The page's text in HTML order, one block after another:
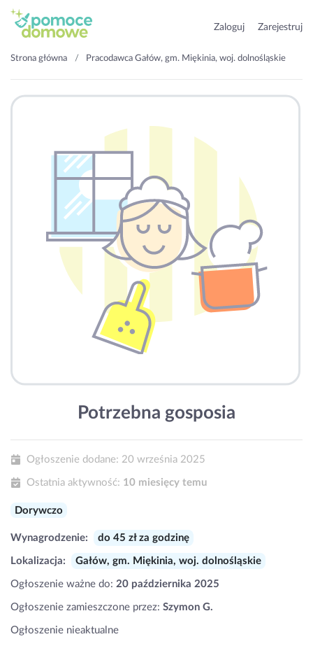
Zaloguj Zarejestruj
Strona główna Pracodawca Gałów, gm. Miękinia, woj. dolnośląskie
Potrzebna gosposia
Ogłoszenie dodane: 20 września 2025
Ostatnia aktywność: 10 miesięcy temu
Dorywczo
Wynagrodzenie: do 45 zł za godzinę
Lokalizacja: Gałów, gm. Miękinia, woj. dolnośląskie
Ogłoszenie ważne do: 20 października 2025
Ogłoszenie zamieszczone przez: Szymon G.
Ogłoszenie nieaktualne